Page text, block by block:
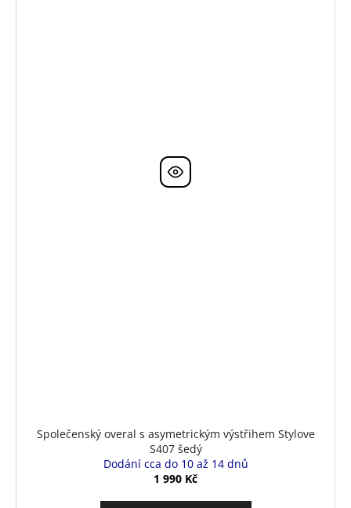
Společenský overal s asymetrickým výstřihem Stylove
S407 šedý
Dodání cca do 10 až 14 dnů
1 990 Kč